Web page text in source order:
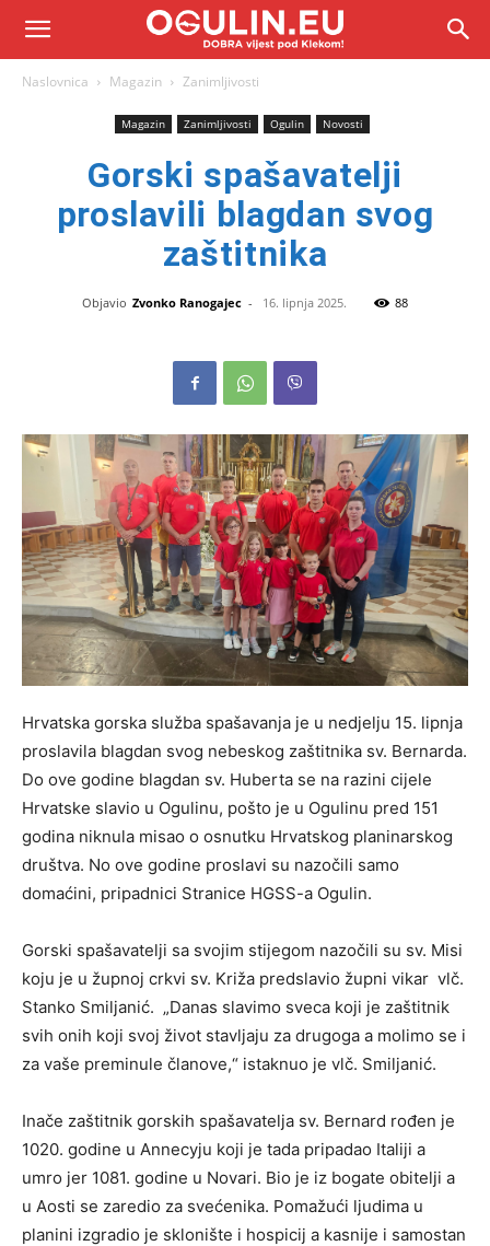
Naslovnica Magazin Zanimljivosti
Magazin Zanimljivosti Ogulin Novosti
Gorski spašavatelji
proslavili blagdan svog
zaštitnika
Objavio Zvonko Ranogajec - 16. lipnja 2025. 88
Hrvatska gorska služba spašavanja je u nedjelju 15. lipnja
proslavila blagdan svog nebeskog zaštitnika sv. Bernarda.
Do ove godine blagdan sv. Huberta se na razini cijele
Hrvatske slavio u Ogulinu, pošto je u Ogulinu pred 151
godina niknula misao o osnutku Hrvatskog planinarskog
društva. No ove godine proslavi su nazočili samo
domaćini, pripadnici Stranice HGSS-a Ogulin.
Gorski spašavatelji sa svojim stijegom nazočili su sv. Misi
koju je u župnoj crkvi sv. Križa predslavio župni vikar vlč.
Stanko Smiljanić. „Danas slavimo sveca koji je zaštitnik
svih onih koji svoj život stavljaju za drugoga a molimo se i
za vaše preminule članove,“ istaknuo je vlč. Smiljanić.
Inače zaštitnik gorskih spašavatelja sv. Bernard rođen je
1020. godine u Annecyju koji je tada pripadao Italiji a
umro jer 1081. godine u Novari. Bio je iz bogate obitelji a
u Aosti se zaredio za svećenika. Pomažući ljudima u
planini izgradio je sklonište i hospicij a kasnije i samostan